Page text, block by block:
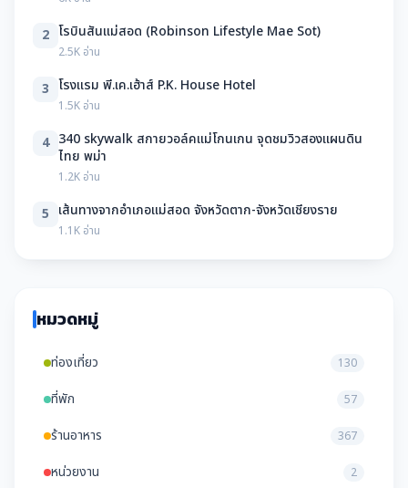
2 โรบินสันแม่สอด (Robinson Lifestyle Mae Sot)
2.5K อ่าน
3 โรงแรม พี.เค.เฮ้าส์ P.K. House Hotel
1.5K อ่าน
4 340 skywalk สกายวอล์คแม่โกนเกน จุดชมวิวสองแผนดิน
ไทย พม่า
1.2K อ่าน
5 เส้นทางจากอำเภอแม่สอด จังหวัดตาก-จังหวัดเชียงราย
1.1K อ่าน
หมวดหมู่
ท่องเที่ยว 130
ที่พัก 57
ร้านอาหาร 367
หน่วยงาน 2